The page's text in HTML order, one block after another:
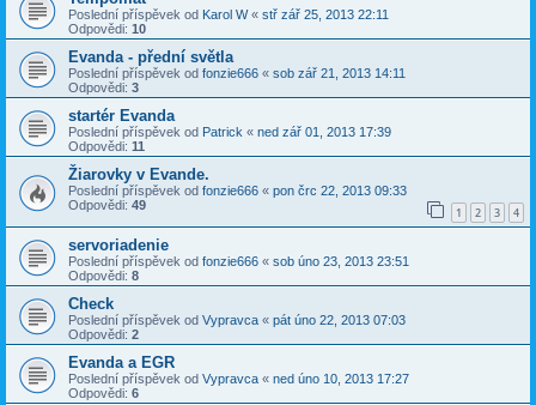
Poslední příspěvek od Karol W« stř zář 25, 2013 22:11
Odpovědi: 10
Evanda - přední světla
Poslední příspěvek od fonzie666 « sob zář 21, 2013 14:11
Odpovědi: 3
startér Evanda
Poslední příspěvek od Patrick « ned zář 01, 2013 17:39
Odpovědi: 11
Žiarovky v Evande.
Poslední příspěvek od fonzie666 « pon črc 22, 2013 09:33
Odpovědi: 49 1 2 3 4
servoriadenie
Poslední příspěvek od fonzie666 « sob úno 23, 2013 23:51
Odpovědi: 8
Check
Poslední příspěvek od Vypravca « pát úno 22, 2013 07:03
Odpovědi: 2
Evanda a EGR
Poslední příspěvek od Vypravca « ned úno 10, 2013 17:27
Odpovědi: 6